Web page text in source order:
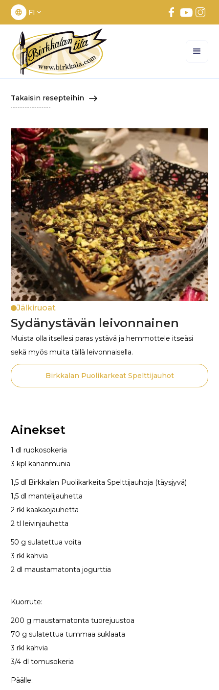
FI
Takaisin resepteihin
Jälkiruoat
Sydänystävän leivonnainen
Muista olla itsellesi paras ystävä ja hemmottele itseäsi
sekä myös muita tällä leivonnaisella.
Birkkalan Puolikarkeat Spelttijauhot
Ainekset
1 dl ruokosokeria
3 kpl kananmunia
1,5 dl Birkkalan Puolikarkeita Spelttijauhoja (täysjyvä)
1,5 dl mantelijauhetta
2 rkl kaakaojauhetta
2 tl leivinjauhetta
50 g sulatettua voita
3 rkl kahvia
2 dl maustamatonta jogurttia
Kuorrute:
200 g maustamatonta tuorejuustoa
70 g sulatettua tummaa suklaata
3 rkl kahvia
3/4 dl tomusokeria
Päälle: